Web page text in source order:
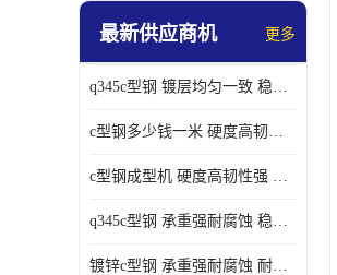
最新供应商机 更多
q345c型钢 镀层均匀一致 稳重支撑承载力大
c型钢多少钱一米 硬度高韧性强 光洁无毛刺
c型钢成型机 硬度高韧性强 防腐耐蚀性能好
q345c型钢 承重强耐腐蚀 稳重支撑承载力大
镀锌c型钢 承重强耐腐蚀 耐腐蚀 耐高温